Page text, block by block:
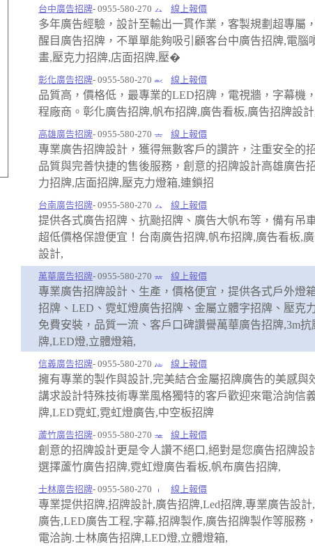
台中廣告招牌- 0955-580-270 線上報價
多年廣告經驗，設計至輸出一貫作業，客製規劃超專屬
醒目廣告招牌，不單單能夠吸引顧客台中廣告招牌,電腦
畫,壓克力招牌,店面招牌,壓�
彰化廣告招牌- 0955-580-270 線上報價
品質高，價格低，最專業的LED招牌，電視牆，字幕機
程廠商。彰化廣告招牌,帆布招牌,廣告看板,廣告招牌設
高雄廣告招牌- 0955-580-270 線上報價
專業廣告招牌設計，獲得無數客戶的讚許，注重安全的
品質與完善快捷的售後服務，創意的招牌設計高雄廣告
力招牌,店面招牌,壓克力燈箱,連鎖招
台南廣告招牌- 0955-580-270 線上報價
提供各式廣告招牌、抗颱招牌、廣告大帆布等，備有吊
超低價格保證便宜！台南廣告招牌,帆布招牌,廣告看板,
設計,
萬華廣告招牌- 0955-580-270 線上報價
專業廣告招牌設計、生產，價格便宜，提供各式戶外燈
招牌、LED、霓虹燈廣告招牌、金屬立體字招牌、壓克
免費安裝，品質一流、客戶口碑讚譽萬華廣告招牌,3m抗
牌,LED燈,立體燈箱,
信義廣告招牌- 0955-580-270 線上報價
擁有專業的製作與設計,完美結合金屬招牌廣告的美感與
講求設計特殊技術專業風格獨特的客戶歡迎來電洽詢信
牌,LED霓虹,霓虹燈廣告,中空板招牌
蘆竹廣告招牌- 0955-580-270 線上報價
創意的招牌設計更是令人讚不絕口,絕對是您廣告招牌設
選擇蘆竹廣告招牌,霓虹燈廣告看板,帆布廣告招牌,
士林廣告招牌- 0955-580-270 線上報價
專業提供招牌,招牌設計,廣告招牌,Led招牌,專業廣告設計
廣告,LED廣告工程,字幕,招牌製作,廣告招牌製作等服務
電洽詢.士林廣告招牌,LED燈,立體燈箱,